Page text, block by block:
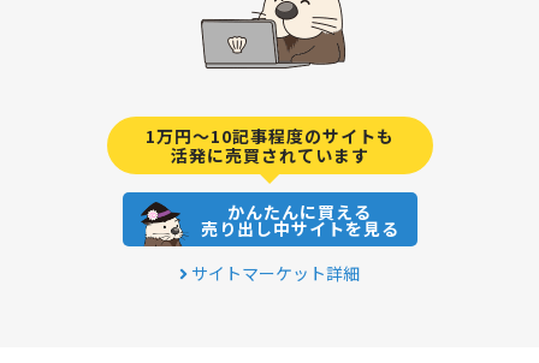
1万円～10記事程度のサイトも
活発に売買されています
かんたんに買える
売り出し中サイトを見る
サイトマーケット詳細